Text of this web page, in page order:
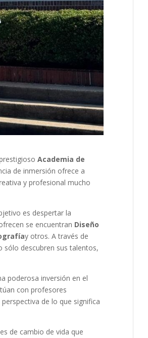
Academia de
de inmersión ofrece a
y profesional mucho
es despertar la
se encuentran Diseño
y otros. A través de
descubren sus talentos,
poderosa inversión en el
con profesores
de lo que significa
de cambio de vida que